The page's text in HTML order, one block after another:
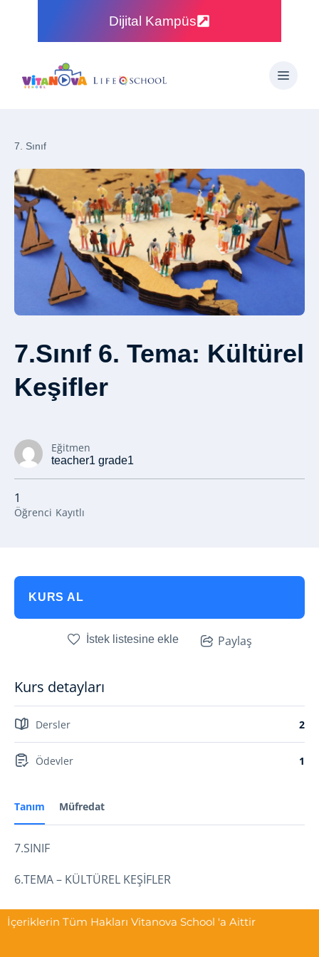
Dijital Kampüs
7. Sınıf
7.Sınıf 6. Tema: Kültürel
Keşifler
Eğitmen
teacher1 grade1
1
Öğrenci Kayıtlı
Tanım Müfredat
7.SINIF
6.TEMA – KÜLTÜREL KEŞİFLER
KURS AL
İstek listesine ekle Paylaş
Kurs detayları
Dersler 2
Ödevler 1
İçeriklerin Tüm Hakları Vitanova School 'a Aittir